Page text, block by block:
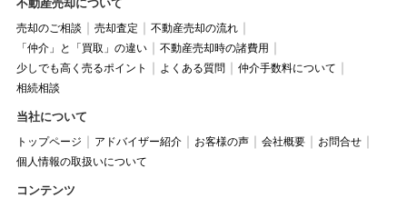
不動産売却について
売却のご相談 売却査定
不動産売却の流れ
「仲介」と「買取」の違い
不動産売却時の諸費用
少しでも高く売るポイント
よくある質問
仲介手数料について
相続相談
当社について
トップページ アドバイザー紹介 お客様の声 会社概要
お問合せ
個人情報の取扱いについて
コンテンツ